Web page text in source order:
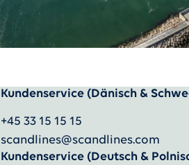
Kundenservice (Dänisch &
+45 33 15 15 15
scandlines@scandlines.com
Kundenservice (Deutsch &